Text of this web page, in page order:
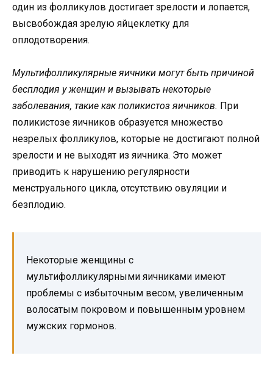
один из фолликулов достигает зрелости и лопается,
высвобождая зрелую яйцеклетку для
оплодотворения.
Мультифолликулярные яичники могут быть причиной
бесплодия у женщин и вызывать некоторые
заболевания, такие как поликистоз яичников. При
поликистозе яичников образуется множество
незрелых фолликулов, которые не достигают полной
зрелости и не выходят из яичника. Это может
приводить к нарушению регулярности
менструального цикла, отсутствию овуляции и
безплодию.
Некоторые женщины с
мультифолликулярными яичниками имеют
проблемы с избыточным весом, увеличенным
волосатым покровом и повышенным уровнем
мужских гормонов.